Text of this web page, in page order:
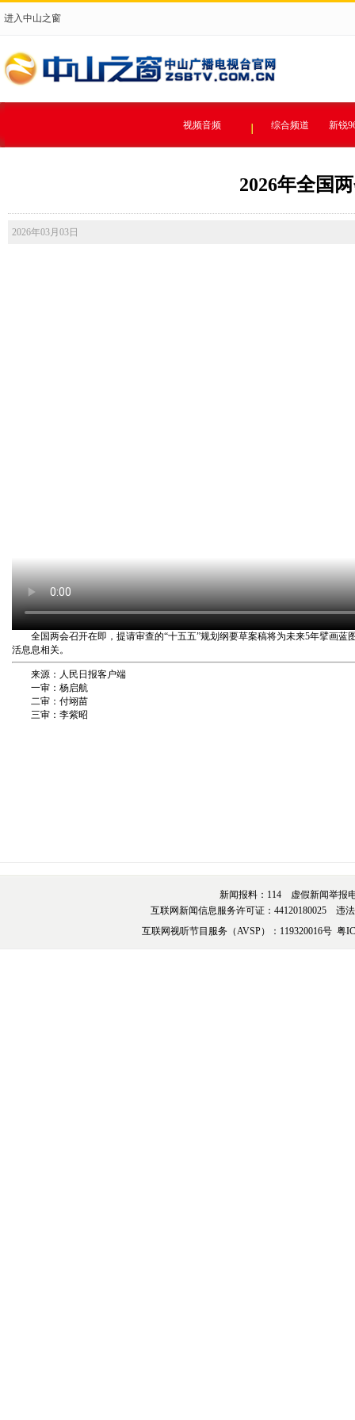
进入中山之窗
视频音频 综合频道 新锐
2026年全国
2026年03月03日
全国两会召开在即，提请审查的“十五五”规划纲要草案稿将为未来5年擘画
活息息相关。
来源：人民日报客户端
一审：杨启航
二审：付翊苗
三审：李紫昭
新闻报料：114 虚假新闻举报电
互联网新闻信息服务许可证：44120180025 违
互联网视听节目服务（AVSP）：119320016号粤